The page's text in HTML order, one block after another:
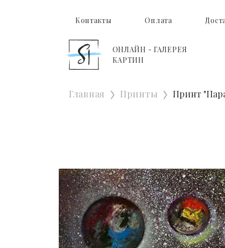
Контакты Оплата
ОНЛАЙН - ГАЛЕРЕЯ
КАРТИН
Главная Принты Принт